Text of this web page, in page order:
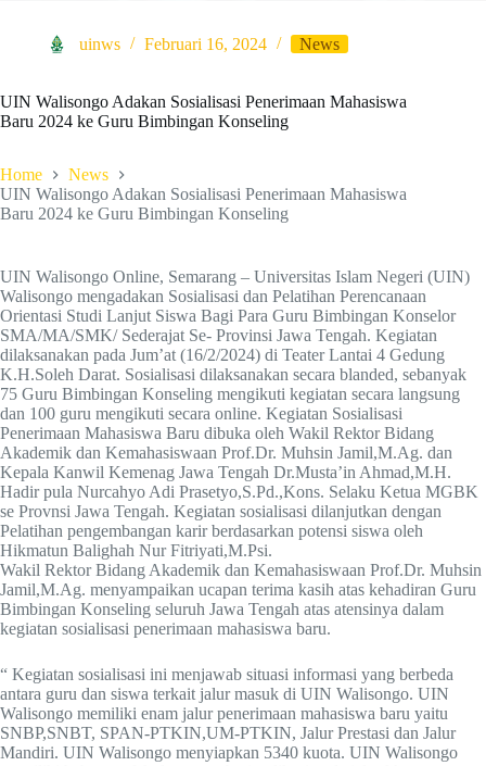
uinws Februari 16, 2024 News
UIN Walisongo Adakan Sosialisasi Penerimaan Mahasiswa
Baru 2024 ke Guru Bimbingan Konseling
Home
News
UIN Walisongo Adakan Sosialisasi Penerimaan Mahasiswa
Baru 2024 ke Guru Bimbingan Konseling
UIN Walisongo Online, Semarang – Universitas Islam Negeri (UIN)
Walisongo mengadakan Sosialisasi dan Pelatihan Perencanaan
Orientasi Studi Lanjut Siswa Bagi Para Guru Bimbingan Konselor
SMA/MA/SMK/ Sederajat Se- Provinsi Jawa Tengah. Kegiatan
dilaksanakan pada Jum’at (16/2/2024) di Teater Lantai 4 Gedung
K.H.Soleh Darat. Sosialisasi dilaksanakan secara blanded, sebanyak
75 Guru Bimbingan Konseling mengikuti kegiatan secara langsung
dan 100 guru mengikuti secara online. Kegiatan Sosialisasi
Penerimaan Mahasiswa Baru dibuka oleh Wakil Rektor Bidang
Akademik dan Kemahasiswaan Prof.Dr. Muhsin Jamil,M.Ag. dan
Kepala Kanwil Kemenag Jawa Tengah Dr.Musta’in Ahmad,M.H.
Hadir pula Nurcahyo Adi Prasetyo,S.Pd.,Kons. Selaku Ketua MGBK
se Provnsi Jawa Tengah. Kegiatan sosialisasi dilanjutkan dengan
Pelatihan pengembangan karir berdasarkan potensi siswa oleh
Hikmatun Balighah Nur Fitriyati,M.Psi.
Wakil Rektor Bidang Akademik dan Kemahasiswaan Prof.Dr. Muhsin
Jamil,M.Ag. menyampaikan ucapan terima kasih atas kehadiran Guru
Bimbingan Konseling seluruh Jawa Tengah atas atensinya dalam
kegiatan sosialisasi penerimaan mahasiswa baru.
“ Kegiatan sosialisasi ini menjawab situasi informasi yang berbeda
antara guru dan siswa terkait jalur masuk di UIN Walisongo. UIN
Walisongo memiliki enam jalur penerimaan mahasiswa baru yaitu
SNBP,SNBT, SPAN-PTKIN,UM-PTKIN, Jalur Prestasi dan Jalur
Mandiri. UIN Walisongo menyiapkan 5340 kuota. UIN Walisongo